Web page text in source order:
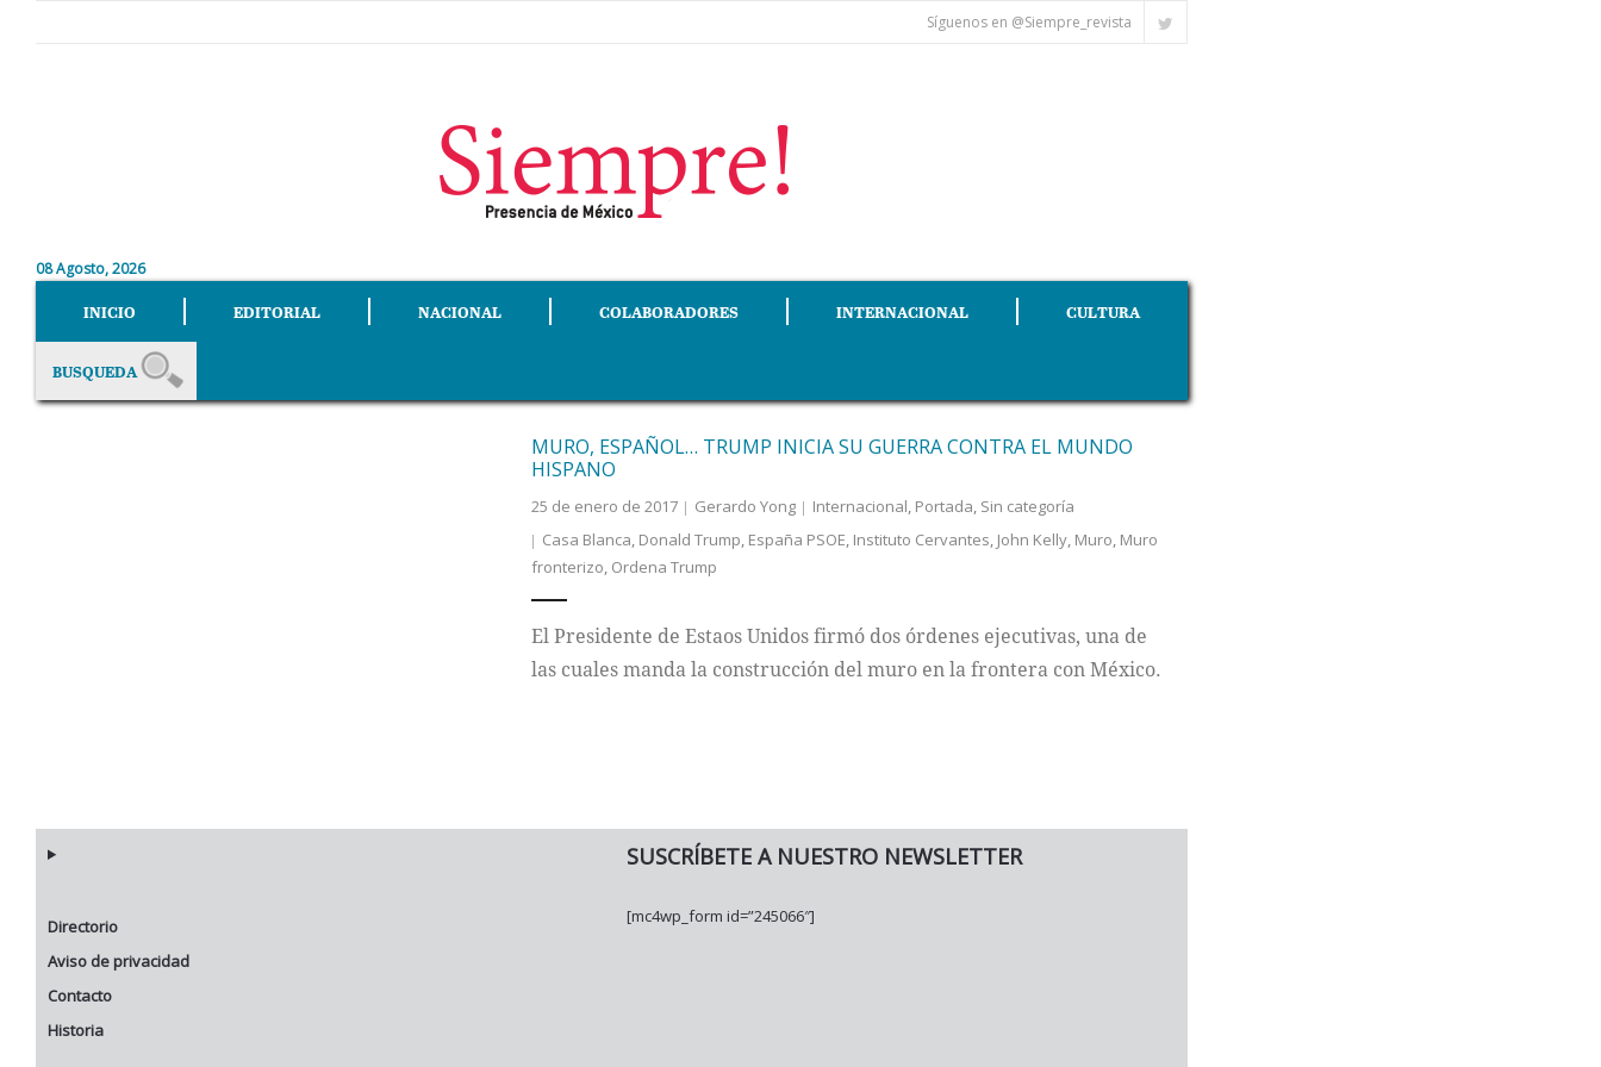
Síguenos en @Siempre_revista
08 Agosto, 2026
INICIO EDITORIAL NACIONAL COLABORADORES INTERNACIONAL CULTURA
MURO, ESPAÑOL… TRUMP INICIA SU GUERRA CONTRA EL MUNDO
HISPANO
25 de enero de 2017 Gerardo Yong Internacional, Portada, Sin categoría
Casa Blanca, Donald Trump, España PSOE, Instituto Cervantes, John Kelly, Muro, Muro
fronterizo, Ordena Trump
El Presidente de Estaos Unidos firmó dos órdenes ejecutivas, una de
las cuales manda la construcción del muro en la frontera con México.
Directorio
Aviso de privacidad
Contacto
Historia
SUSCRÍBETE A NUESTRO NEWSLETTER
[mc4wp_form id=”245066″]